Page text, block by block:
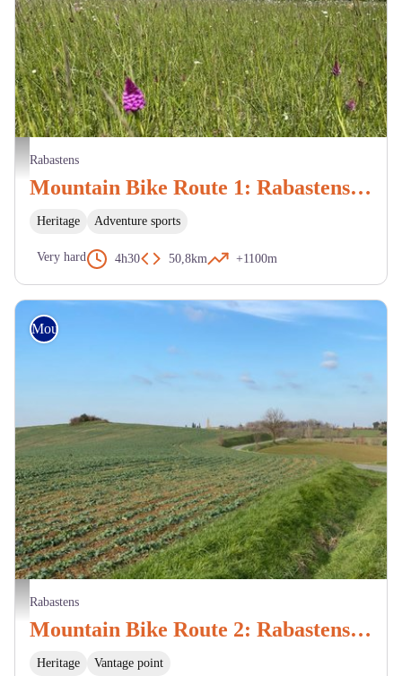
Vue alentour de Rabastens - BP
Rabastens
Mountain Bike Route 1: Rabastens via the Chapels
Heritage Adventure sports
Very hard 4h30 50,8km +1100m
Environs de Rabastens - M. Cazeméa
Mountain Bike
Rabastens
Mountain Bike Route 2: Rabastens to Saint-Martin
Heritage Vantage point